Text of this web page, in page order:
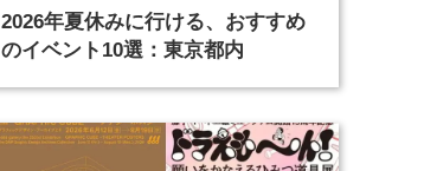
2026年夏休みに行ける、おすすめ
のイベント10選：東京都内